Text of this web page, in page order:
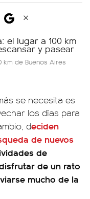
km de Buenos Aires
se necesita es
los días para
deciden
de nuevos
de
de un rato
mucho de la